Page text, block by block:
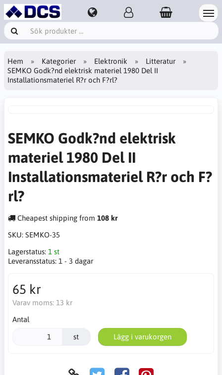
Hem Kategorier Elektronik
Litteratur
SEMKO Godk?nd elektrisk materiel 1980 Del II
Installationsmateriel R?r och F?rl?
SEMKO Godk?nd elektrisk
materiel 1980 Del II
Installationsmateriel R?r och F?
rl?
Cheapest shipping from 108 kr
SKU: SEMKO-35
Lagerstatus: 1 st
Leveransstatus: 1 - 3 dagar
65 kr
Varav moms: 13 kr
Antal
st Lägg i varukorgen